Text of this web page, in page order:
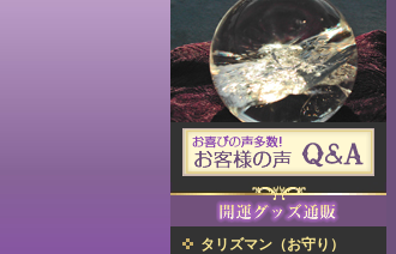
タリズマン（お守り）